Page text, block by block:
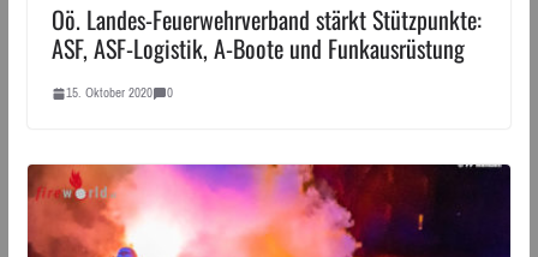
Oö. Landes-Feuerwehrverband stärkt Stützpunkte:
ASF, ASF-Logistik, A-Boote und Funkausrüstung
15. Oktober 2020 0